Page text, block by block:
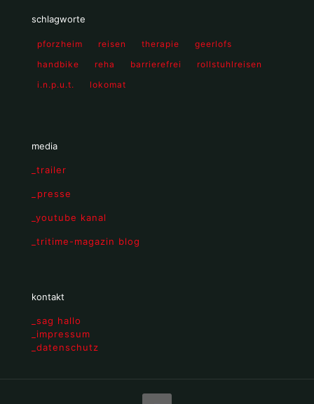
schlagworte
pforzheim reisen therapie
geerlofs
handbike
reha barrierefrei
rollstuhlreisen
i.n.p.u.t.
lokomat
media
_trailer
_presse
_youtube kanal
_tritime-magazin blog
kontakt
_sag hallo
_impressum
_datenschutz